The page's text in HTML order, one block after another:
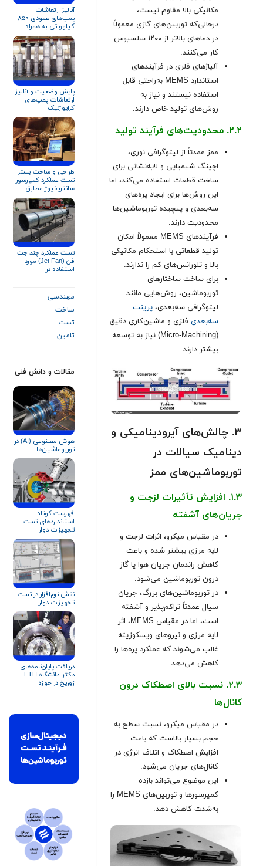
مکانیکی بالا مقاوم نیست،
درحالی‌که توربین‌های گازی معمولاً
در دماهای بالاتر از ۱۲۰۰ سلسیوس
کار می‌کنند.
آلیاژهای فلزی در فرآیندهای
استاندارد MEMS به‌راحتی قابل
استفاده نیستند و نیاز به
روش‌های تولید خاص دارند.
۲.۲. محدودیت‌های فرآیند تولید
ممز عمدتاً از لیتوگرافی نوری،
اچینگ شیمیایی و لایه‌نشانی برای
ساخت قطعات استفاده می‌کند، اما
این روش‌ها برای ایجاد پره‌های
سه‌بعدی و پیچیده توربوماشین‌ها
محدودیت دارند.
فرآیندهای MEMS معمولاً امکان
تولید قطعاتی با استحکام مکانیکی
بالا و تلورانس‌های کم را ندارند.
برای ساخت ساختارهای
توربوماشین، روش‌هایی مانند
لیتوگرافی سه‌بعدی، پرینت
سه‌بعدی فلزی و ماشین‌کاری دقیق
(Micro-Machining) نیاز به توسعه
بیشتر دارند.
۳. چالش‌های آیرودینامیکی و
دینامیک سیالات در
توربوماشین‌های ممز
۱.۳. افزایش تأثیرات لزجت و
جریان‌های آشفته
در مقیاس میکرو، اثرات لزجت و
لایه مرزی بیشتر شده و باعث
کاهش راندمان جریان هوا یا گاز
درون توربوماشین می‌شود.
در توربوماشین‌های بزرگ، جریان
سیال عمدتاً تراکم‌پذیر و آشفته
است، اما در مقیاس MEMS، اثر
لایه مرزی و نیروهای ویسکوزیته
غالب می‌شوند که عملکرد پره‌ها را
کاهش می‌دهد.
۲.۳. نسبت بالای اصطکاک درون
کانال‌ها
در مقیاس میکرو، نسبت سطح به
حجم بسیار بالاست که باعث
افزایش اصطکاک و اتلاف انرژی در
کانال‌های جریان می‌شود.
این موضوع می‌تواند بازده
کمپرسورها و توربین‌های MEMS را
به‌شدت کاهش دهد.
آنالیز ارتعاشات
پمپ‌های عمودی ۸۵۰
کیلوواتی به همراه
تحلیل ارتعاشات سازه
تست استند
پایش وضعیت و آنالیز
ارتعاشات پمپ‌های
کرایوژنیک
طراحی و ساخت بستر
تست عملکرد کمپرسور
سانتریفیوژ مطابق
استاندارد ASME PTC
۱۰
تست عملکرد چند جت
فن (Jet Fan) مورد
استفاده در
مهندسی
ساخت
تست
تامین
مقالات و دانش فنی
هوش مصنوعی (AI) در
توربوماشین‌ها
فهرست کوتاه
استانداردهای تست
تجهیزات دوار
نقش نرم‌افزار در تست
تجهیزات دوار‎
دریافت پایان‌نامه‌های
دکترا دانشگاه ETH
زوریخ در حوزه